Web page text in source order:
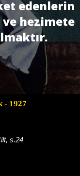
edenlerin
hezimete
- 1927
s.24